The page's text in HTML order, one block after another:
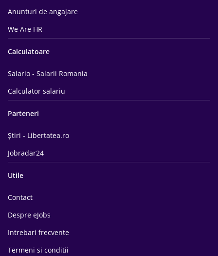
Anunturi de angajare
We Are HR
Calculatoare
Salario - Salarii Romania
Calculator salariu
Parteneri
Știri - Libertatea.ro
Jobradar24
Utile
Contact
Despre eJobs
Intrebari frecvente
Termeni si conditii